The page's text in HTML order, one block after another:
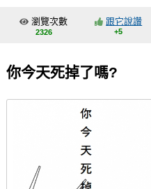
交流中心
會員功能選單
註冊會員
登入
瀏覽次數
2326
跟它說讚
+5
你今天死掉了嗎?